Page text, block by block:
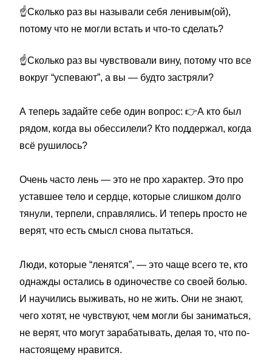
☝️Сколько раз вы называли себя ленивым(ой),
потому что не могли встать и что-то сделать?
☝️Сколько раз вы чувствовали вину, потому что все
вокруг “успевают”, а вы — будто застряли?
А теперь задайте себе один вопрос: 👉А кто был
рядом, когда вы обессилели? Кто поддержал, когда
всё рушилось?
Очень часто лень — это не про характер. Это про
уставшее тело и сердце, которые слишком долго
тянули, терпели, справлялись. И теперь просто не
верят, что есть смысл снова пытаться.
Люди, которые “ленятся”, — это чаще всего те, кто
однажды остались в одиночестве со своей болью.
И научились выживать, но не жить. Они не знают,
чего хотят, не чувствуют, чем могли бы заниматься,
не верят, что могут зарабатывать, делая то, что по-
настоящему нравится.